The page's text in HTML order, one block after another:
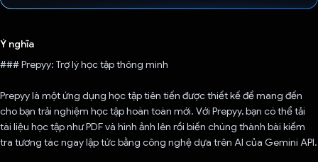
Ý nghĩa
### Prepyy: Trợ lý học tập thông minh
Prepyy là một ứng dụng học tập tiên tiến được thiết kế để mang đến
cho bạn trải nghiệm học tập hoàn toàn mới. Với Prepyy, bạn có thể tải
tài liệu học tập như PDF và hình ảnh lên rồi biến chúng thành bài kiểm
tra tương tác ngay lập tức bằng công nghệ dựa trên AI của Gemini API.